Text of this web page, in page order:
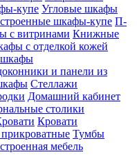
купе Угловые шкафы
шкафы-купе П-
с витринами Книжные
c отделкой кожей
шкафы
и панели из
Стеллажи
Домашний кабинет
столики
Кровати
Тумбы
мебель